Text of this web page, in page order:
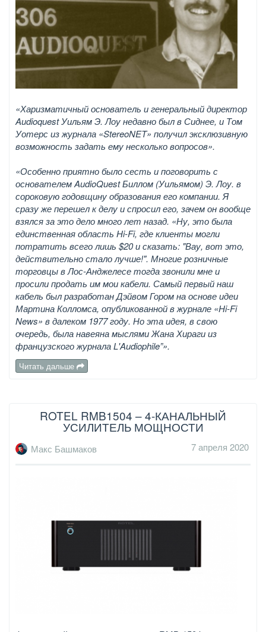
«Харизматичный основатель и генеральный директор
Audioquest Уильям Э. Лоу недавно был в Сиднее, и Том
Уотерс из журнала «StereoNET» получил эксклюзивную
возможность задать ему несколько вопросов».
«Особенно приятно было сесть и поговорить с
основателем AudioQuest Биллом (Уильямом) Э. Лоу. в
сороковую годовщину образования его компании. Я
сразу же перешел к делу и спросил его, зачем он вообще
взялся за это дело много лет назад. «Ну, это была
единственная область Hi-Fi, где клиенты могли
потратить всего лишь $20 и сказать: "Вау, вот это,
действительно стало лучше!". Многие розничные
торговцы в Лос-Анджелесе тогда звонили мне и
просили продать им мои кабели. Самый первый наш
кабель был разработан Дэйвом Гором на основе идеи
Мартина Колломса, опубликованной в журнале «Hi-Fi
News» в далеком 1977 году. Но эта идея, в свою
очередь, была навеяна мыслями Жана Хираги из
французского журнала L'Audiophile”».
Читать дальше
ROTEL RMB1504 – 4-КАНАЛЬНЫЙ
УСИЛИТЕЛЬ МОЩНОСТИ
Макс Башмаков 7 апреля 2020